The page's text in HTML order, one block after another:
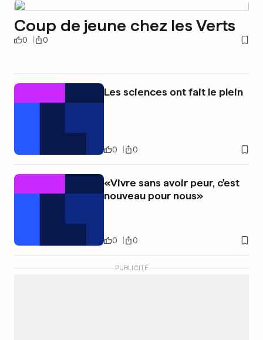
Coup de jeune chez les Verts
0 0
Les sciences ont fait le plein
0 0
«Vivre sans avoir peur, c'est
nouveau pour nous»
0 0
PUBLICITÉ